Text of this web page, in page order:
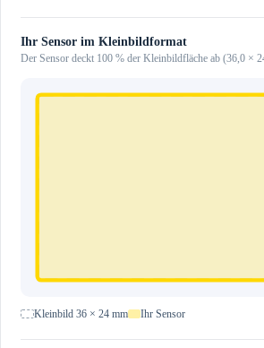
Ihr Sensor im Kleinbildformat
Der Sensor deckt 100 % der Kleinbildfläche ab (36,0 ×
Kleinbild 36 × 24 mm Ihr Sensor